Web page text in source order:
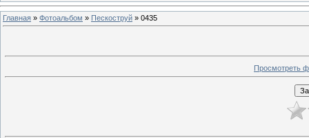
Главная » Фотоальбом » Пескоструй » 0435
Просмотреть